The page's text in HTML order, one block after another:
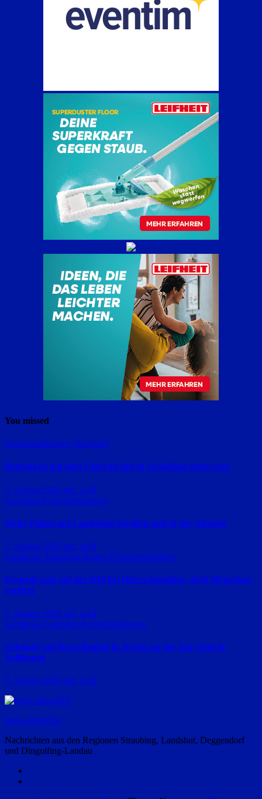
You missed
Polizeimeldungen Straubing
Betrunken mit dem Fahrrad durch Straubing unterwegs
7. August 2026 red_ra24
Landshut Polizeimeldungen
Mehr Polizei auf Landshuts Straßen und in der Altstadt
7. August 2026 red_ra24
Landkreis Straubing-Bogen Polizeimeldungen
Frontalcrash auf der B20 bei Oberschneiding: Acht Menschen
verletzt
7. August 2026 red_ra24
Landkreis Landshut Polizeimeldungen
Gebäude auf Recyclinghof in Wörth an der Isar steht in
Vollbrand
7. August 2026 red_ra24
regio-aktuell24
Nachrichten aus den Regionen Straubing, Landshut, Deggendorf
und Dingolfing-Landau